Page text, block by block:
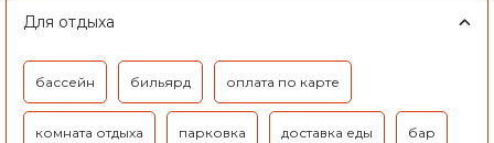
Для отдыха
бассейн бильярд оплата по карте
комната отдыха парковка доставка еды бар